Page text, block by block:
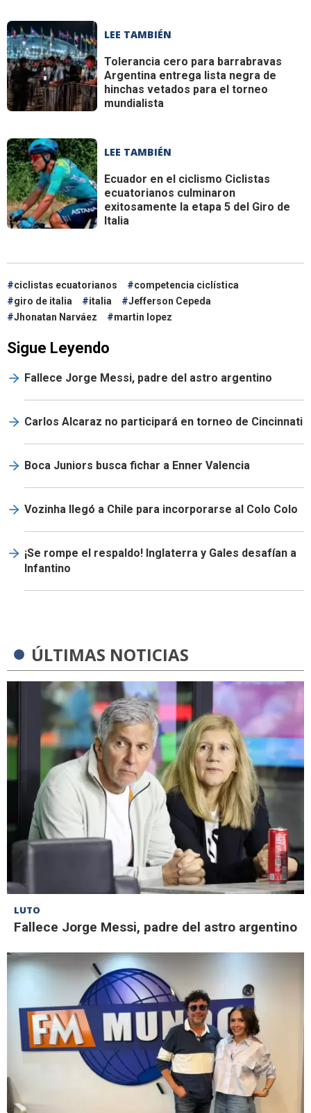
LEE TAMBIÉN
Tolerancia cero para barrabravas
Argentina entrega lista negra de
hinchas vetados para el torneo
mundialista
LEE TAMBIÉN
Ecuador en el ciclismo Ciclistas
ecuatorianos culminaron
exitosamente la etapa 5 del Giro de
Italia
ciclistas ecuatorianos
competencia ciclística
giro de italia
italia
Jefferson Cepeda
Jhonatan Narváez
martin lopez
Sigue Leyendo
Fallece Jorge Messi, padre del astro argentino
Carlos Alcaraz no participará en torneo de Cincinnati
Boca Juniors busca fichar a Enner Valencia
Vozinha llegó a Chile para incorporarse al Colo Colo
¡Se rompe el respaldo! Inglaterra y Gales desafían a
Infantino
ÚLTIMAS NOTICIAS
LUTO
Fallece Jorge Messi, padre del astro argentino